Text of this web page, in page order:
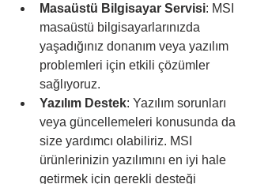
Masaüstü Bilgisayar Servisi: MSI
masaüstü bilgisayarlarınızda
yaşadığınız donanım veya yazılım
problemleri için etkili çözümler
sağlıyoruz.
Yazılım Destek: Yazılım sorunları
veya güncellemeleri konusunda da
size yardımcı olabiliriz. MSI
ürünlerinizin yazılımını en iyi hale
getirmek için gerekli desteği